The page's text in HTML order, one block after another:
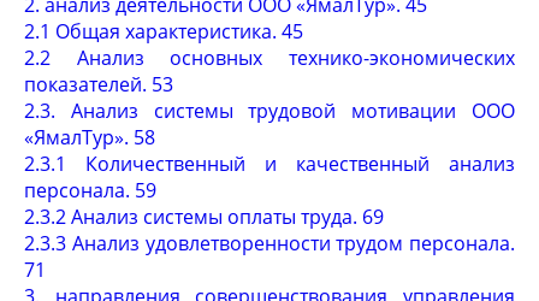
2.1 Общая характеристика. 45
2.2 Анализ основных технико-экономических
показателей. 53
2.3. Анализ системы трудовой мотивации ООО
«ЯмалТур». 58
2.3.1 Количественный и качественный анализ
персонала. 59
2.3.2 Анализ системы оплаты труда. 69
2.3.3 Анализ удовлетворенности трудом персонала.
71